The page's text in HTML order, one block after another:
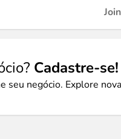
Cadastre-se!
seu negócio. Explore